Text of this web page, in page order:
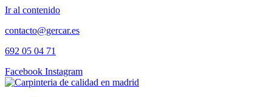
Ir al contenido
contacto@gercar.es
692 05 04 71
Facebook Instagram